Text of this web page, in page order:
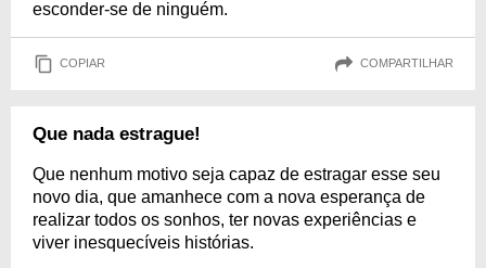
esconder-se de ninguém.
COPIAR COMPARTILHAR
Que nada estrague!
Que nenhum motivo seja capaz de estragar esse seu
novo dia, que amanhece com a nova esperança de
realizar todos os sonhos, ter novas experiências e
viver inesquecíveis histórias.